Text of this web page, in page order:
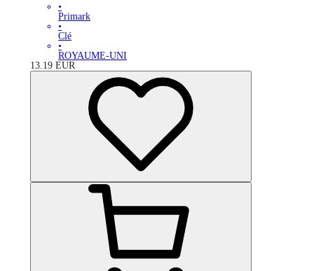
•
Primark
•
Clé
•
ROYAUME-UNI
13.19 EUR